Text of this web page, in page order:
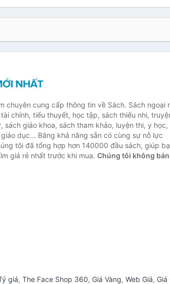
chuyên cung cấp thông tin về Sách. Sách ngoại
chính, tiểu thuyết, học tập, sách thiếu nhi,
sách giáo khoa, sách tham khảo, luyện thi, y học,
dục... Bằng khả năng sẵn có cùng sự nỗ lực
tôi đã tổng hợp hơn 140000 đầu sách, giúp
giá rẻ nhất trước khi mua. Chúng tôi không bán
giá, The Face Shop 360, Giá Vàng, Web Giá, Giá